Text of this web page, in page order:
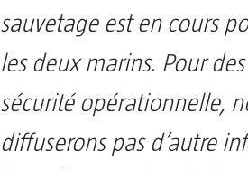
sauvetage est en cours
les deux marins. Pour
sécurité opérationnelle,
diffuserons pas d’autre